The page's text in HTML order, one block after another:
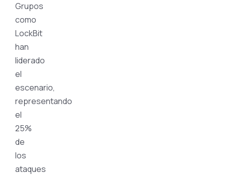
Grupos
como
LockBit
han
liderado
el
escenario,
representando
el
25%
de
los
ataques